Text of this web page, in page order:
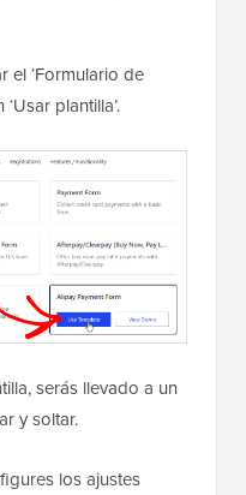
el ‘Formulario de
plantilla’.
serás llevado a un
y soltar.
los ajustes